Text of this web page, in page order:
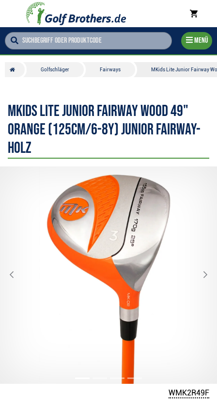
Menü
Golfschläger Fairways MKids Lite Junior Fairway
MKids Lite Junior Fairway Wood 49"
Orange (125cm/6-8Y) Junior Fairway-
Holz
WMK2R49F